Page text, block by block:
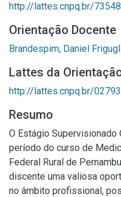
http://lattes.cnpq.br/
Orientação Docente
Brandespim, Daniel
Lattes da
http://lattes.cnpq.br/
Resumo
O Estágio Supervisionado
período do curso de
Federal Rural de
discente uma valiosa
no âmbito profissional,